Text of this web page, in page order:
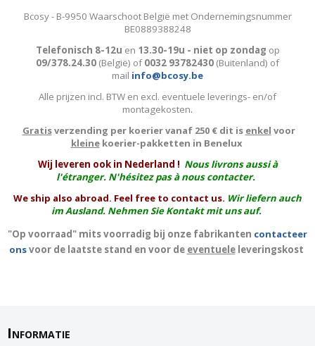
Bcosy - B-9950 Waarschoot België met Ondernemingsnummer
BE0889388248
Telefonisch 8-12u en 13.30-19u - niet op zondag op
09/378.24.30 (België) of0032 93782430 (Buitenland) of
mail info@bcosy.be
Alle prijzen incl. BTW en excl. eventuele leverings- en/of
montagekosten.
Gratisverzending per koerier vanaf 250 € dit is enkel voor
kleinekoerier-pakketten in Benelux
Wij leveren ook in Nederland ! Nous livrons aussi à
l'étranger. N'hésitez pas à nous contacter.
We ship also abroad. Feel free to contact us. Wir liefern auch
im Ausland. Nehmen Sie Kontakt mit uns auf.
"Op voorraad" mits voorradig bij onze fabrikanten contacteer
onsvoor de laatste stand en voor de eventueleleveringskost
Informatie